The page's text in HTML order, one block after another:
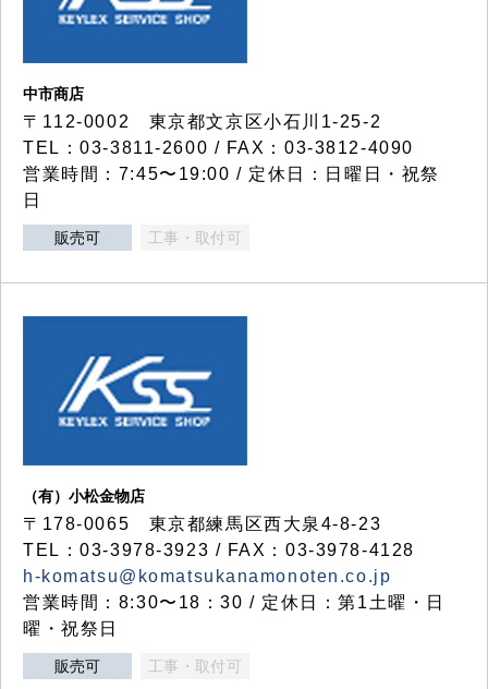
中市商店
〒112-0002 東京都文京区小石川1-25-2
TEL：03-3811-2600 / FAX：03-3812-4090
営業時間：7:45〜19:00 / 定休日：日曜日・祝祭
日
販売可 工事・取付可
（有）小松金物店
〒178-0065 東京都練馬区西大泉4-8-23
TEL：03-3978-3923 / FAX：03-3978-4128
h-komatsu@komatsukanamonoten.co.jp
営業時間：8:30〜18：30 / 定休日：第1土曜・日
曜・祝祭日
販売可 工事・取付可